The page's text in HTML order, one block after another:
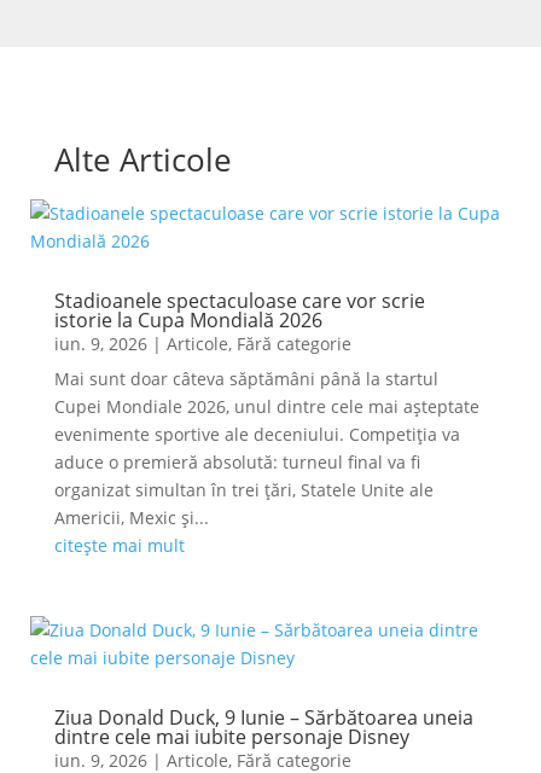
Alte Articole
Stadioanele spectaculoase care vor scrie
istorie la Cupa Mondială 2026
iun. 9, 2026| Articole, Fără categorie
Mai sunt doar câteva săptămâni până la startul
Cupei Mondiale 2026, unul dintre cele mai așteptate
evenimente sportive ale deceniului. Competiția va
aduce o premieră absolută: turneul final va fi
organizat simultan în trei țări, Statele Unite ale
Americii, Mexic și...
citește mai mult
Ziua Donald Duck, 9 Iunie – Sărbătoarea uneia
dintre cele mai iubite personaje Disney
iun. 9, 2026| Articole, Fără categorie